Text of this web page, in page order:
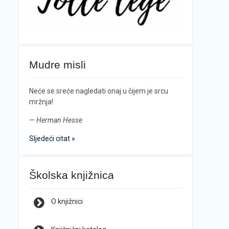
Mudre misli
Neće se sreće nagledati onaj u čijem je srcu
mržnja!
— Herman Hesse
Sljedeći citat »
Školska knjižnica
O knjižnici